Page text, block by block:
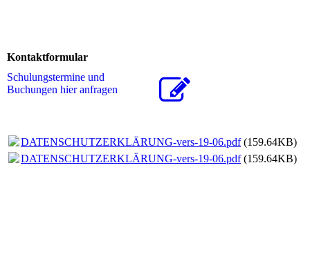
Kontaktformular
Schulungstermine und
Buchungen hier anfragen
DATENSCHUTZERKLÄRUNG-vers-19-06.pdf(159.64KB)
DATENSCHUTZERKLÄRUNG-vers-19-06.pdf(159.64KB)